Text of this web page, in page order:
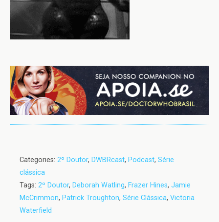
Categories: 2º Doutor, DWBRcast, Podcast, Série
clássica
Tags: 2º Doutor, Deborah Watling, Frazer Hines, Jamie
McCrimmon, Patrick Troughton, Série Clássica, Victoria
Waterfield